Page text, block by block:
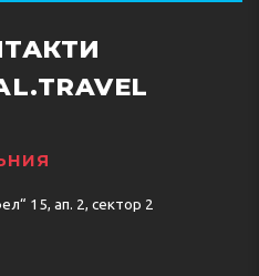
15, ап. 2, сектор 2